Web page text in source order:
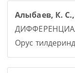
Алыбаев, К.
Орус